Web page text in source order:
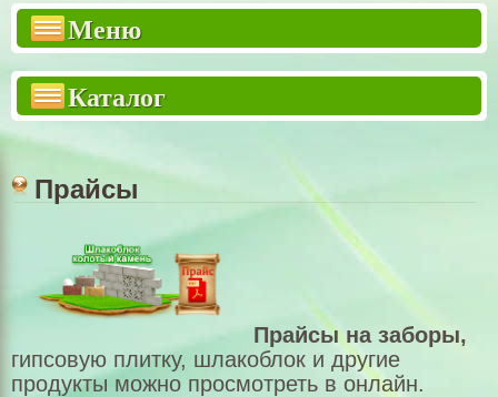
Меню
Каталог
Двухсторонний забор "Премиум"
Столбы для заборов
Тротуарная плитка
Тротуарные армоплиты
Крышки для заборов
Прайсы
Прайсы на заборы,
гипсовую плитку, шлакоблок и другие
продукты можно просмотреть в онлайн.